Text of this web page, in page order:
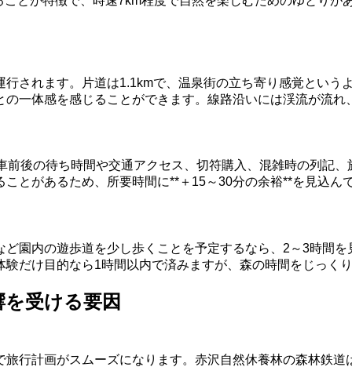
されます。片道は1.1kmで、温泉街の立ち寄り感覚とい
一体感を感じることができます。線路沿いには渓流が流
後の待ち時間や交通アクセス、切符購入、混雑時の列記
とがあるため、所要時間に**＋15～30分の余裕**を見込ん
園内の遊歩道を少し歩くことを予定するなら、2～3時間
だけ目的なら1時間以内で済みますが、森の時間をじっく
受ける要因
行計画がスムーズになります。赤沢自然休養林の森林鉄